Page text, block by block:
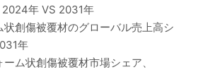
年 VS 2031年
状創傷被覆材のグローバル売上高シ
年
ム状創傷被覆材市場シェア、